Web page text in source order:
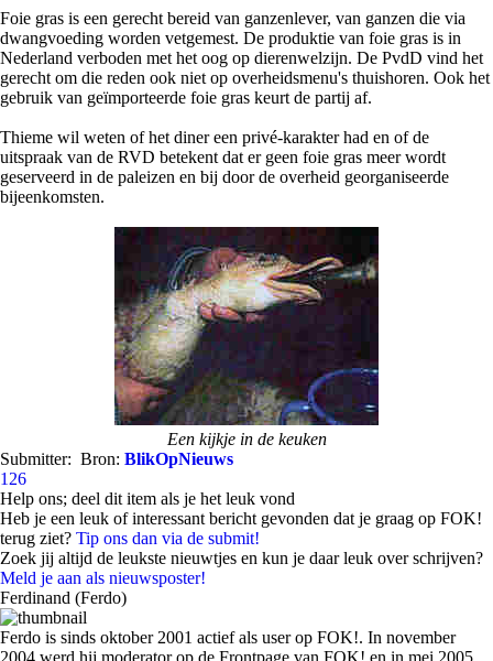
Foie gras is een gerecht bereid van ganzenlever, van ganzen die via
dwangvoeding worden vetgemest. De produktie van foie gras is in
Nederland verboden met het oog op dierenwelzijn. De PvdD vind het
gerecht om die reden ook niet op overheidsmenu's thuishoren. Ook het
gebruik van geïmporteerde foie gras keurt de partij af.
Thieme wil weten of het diner een privé-karakter had en of de
uitspraak van de RVD betekent dat er geen foie gras meer wordt
geserveerd in de paleizen en bij door de overheid georganiseerde
bijeenkomsten.
Een kijkje in de keuken
Submitter: Bron: BlikOpNieuws
126
Help ons; deel dit item als je het leuk vond
Heb je een leuk of interessant bericht gevonden dat je graag op FOK!
terug ziet? Tip ons dan via de submit!
Zoek jij altijd de leukste nieuwtjes en kun je daar leuk over schrijven?
Meld je aan als nieuwsposter!
Ferdinand (Ferdo)
Ferdo is sinds oktober 2001 actief als user op FOK!. In november
2004 werd hij moderator op de Frontpage van FOK! en in mei 2005